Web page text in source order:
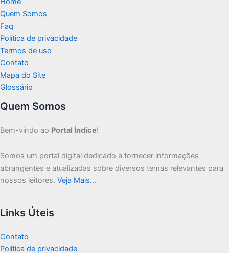
Quem Somos
Faq
Política de privacidade
Termos de uso
Contato
Mapa do Site
Glossário
Quem Somos
Bem-vindo ao Portal Índice!
Somos um portal digital dedicado a fornecer informações
abrangentes e atualizadas sobre diversos temas relevantes para
nossos leitores. Veja Mais…
Links Úteis
Contato
Política de privacidade